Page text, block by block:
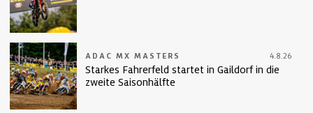
ADAC MX MASTERS 4.8.26
Starkes Fahrerfeld startet in Gaildorf in die
zweite Saisonhälfte